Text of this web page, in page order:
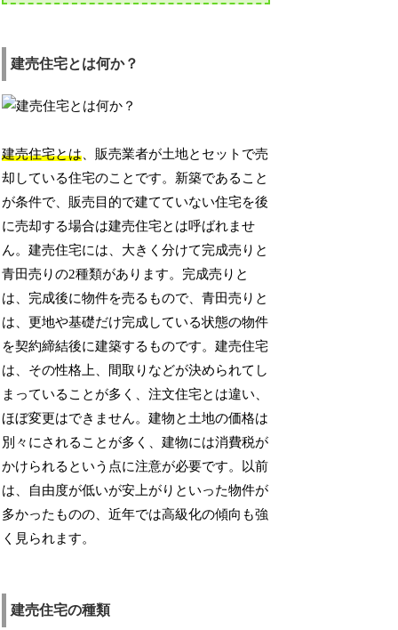
建売住宅とは何か？
建売住宅とは、販売業者が土地とセットで売
却している住宅のことです。新築であること
が条件で、販売目的で建てていない住宅を後
に売却する場合は建売住宅とは呼ばれませ
ん。建売住宅には、大きく分けて完成売りと
青田売りの2種類があります。完成売りと
は、完成後に物件を売るもので、青田売りと
は、更地や基礎だけ完成している状態の物件
を契約締結後に建築するものです。建売住宅
は、その性格上、間取りなどが決められてし
まっていることが多く、注文住宅とは違い、
ほぼ変更はできません。建物と土地の価格は
別々にされることが多く、建物には消費税が
かけられるという点に注意が必要です。以前
は、自由度が低いが安上がりといった物件が
多かったものの、近年では高級化の傾向も強
く見られます。
建売住宅の種類